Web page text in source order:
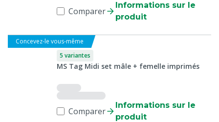
Comparer
Informations sur le
produit
Concevez-le vous-même
5 variantes
MS Tag Midi set mâle + femelle imprimés
Comparer
Informations sur le
produit